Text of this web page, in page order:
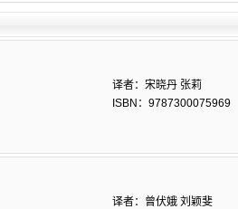
译者：宋晓丹 张莉
ISBN：9787300075969
译者：曾伏娥 刘颖斐